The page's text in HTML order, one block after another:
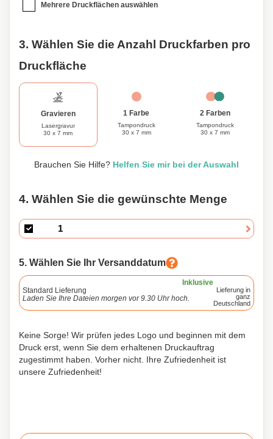
Mehrere Druckflächen auswählen
3. Wählen Sie die Anzahl Druckfarben pro
Druckfläche
Gravieren
Lasergravur
30 x 7 mm
1 Farbe
Tampondruck
30 x 7 mm
2 Farben
Tampondruck
30 x 7 mm
Brauchen Sie Hilfe? Helfen Sie mir bei der Auswahl
4. Wählen Sie die gewünschte Menge
5. Wählen Sie Ihr Versanddatum
Inklusive
Standard Lieferung
Laden Sie Ihre Dateien morgen vor 9.30 Uhr hoch.
Lieferung in
ganz
Deutschland
Keine Sorge! Wir prüfen jedes Logo und beginnen mit dem
Druck erst, wenn Sie dem erhaltenen Druckauftrag
zugestimmt haben. Vorher nicht. Ihre Zufriedenheit ist
unsere Zufriedenheit!